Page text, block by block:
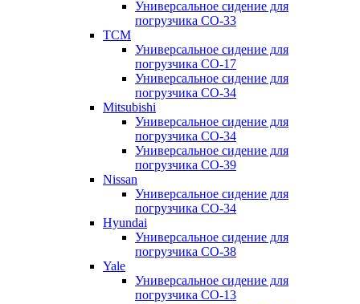
Универсальное сидение для
погрузчика CO-33
TCM
Универсальное сидение для
погрузчика CO-17
Универсальное сидение для
погрузчика CO-34
Mitsubishi
Универсальное сидение для
погрузчика CO-34
Универсальное сидение для
погрузчика CO-39
Nissan
Универсальное сидение для
погрузчика CO-34
Hyundai
Универсальное сидение для
погрузчика CO-38
Yale
Универсальное сидение для
погрузчика CO-13